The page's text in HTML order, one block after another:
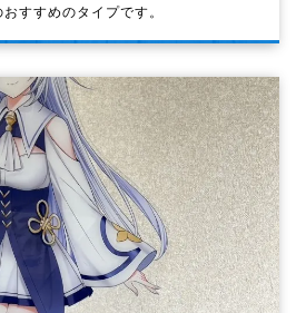
すすめのタイプです。